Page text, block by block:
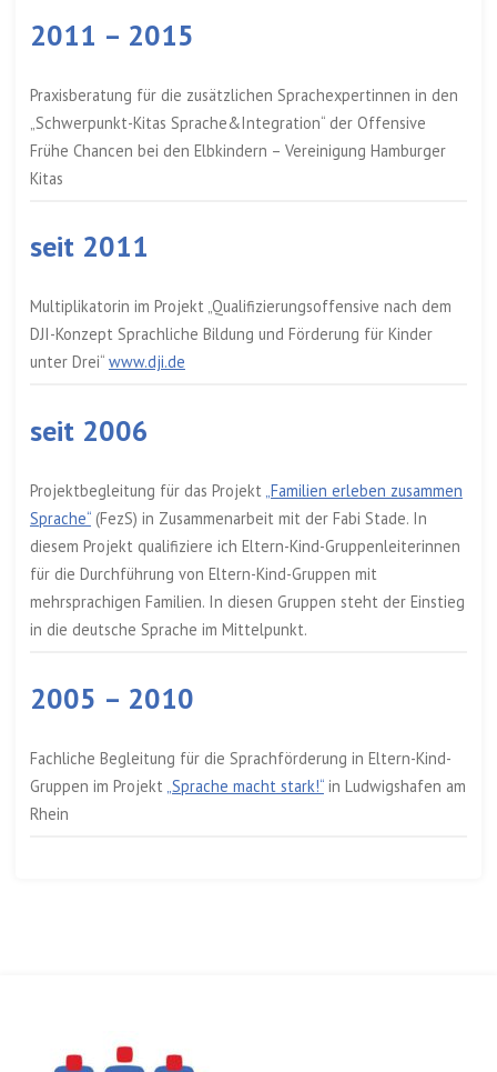
2011 – 2015
Praxisberatung für die zusätzlichen Sprachexpertinnen in den
„Schwerpunkt-Kitas Sprache&Integration“ der Offensive
Frühe Chancen bei den Elbkindern – Vereinigung Hamburger
Kitas
seit 2011
Multiplikatorin im Projekt „Qualifizierungsoffensive nach dem
DJI-Konzept Sprachliche Bildung und Förderung für Kinder
unter Drei“ www.dji.de
seit 2006
Projektbegleitung für das Projekt „Familien erleben zusammen
Sprache“(FezS) in Zusammenarbeit mit der Fabi Stade. In
diesem Projekt qualifiziere ich Eltern-Kind-Gruppenleiterinnen
für die Durchführung von Eltern-Kind-Gruppen mit
mehrsprachigen Familien. In diesen Gruppen steht der Einstieg
in die deutsche Sprache im Mittelpunkt.
2005 – 2010
Fachliche Begleitung für die Sprachförderung in Eltern-Kind-
Gruppen im Projekt „Sprache macht stark!“in Ludwigshafen am
Rhein